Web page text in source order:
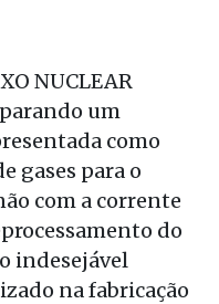
NUCLEAR
um
como
gases para o
com a corrente
do
indesejável
na fabricação